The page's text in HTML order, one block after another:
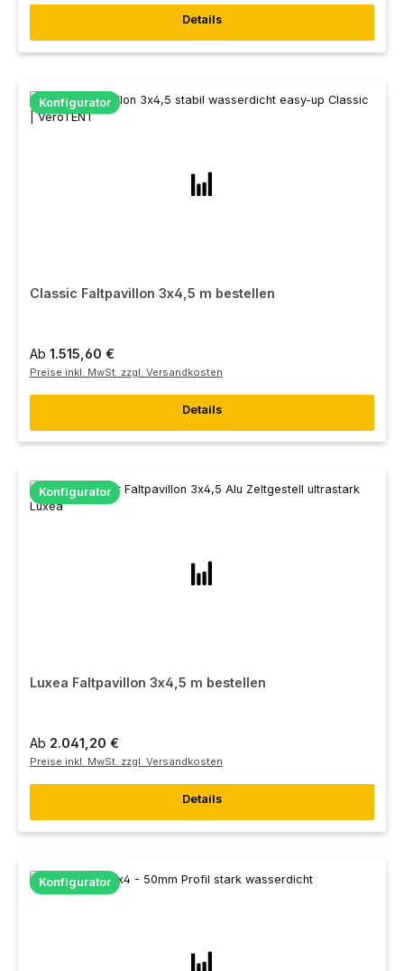
Details
Konfigurator
Classic Faltpavillon 3x4,5 m bestellen
Ab 1.515,60 €
Preise inkl. MwSt. zzgl. Versandkosten
Details
Konfigurator
Luxea Faltpavillon 3x4,5 m bestellen
Ab 2.041,20 €
Preise inkl. MwSt. zzgl. Versandkosten
Details
Konfigurator